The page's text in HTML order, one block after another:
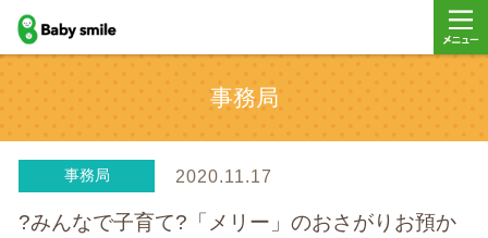
baby smile
事務局
事務局 2020.11.17
?みんなで子育て?「メリー」のおさがりお預か